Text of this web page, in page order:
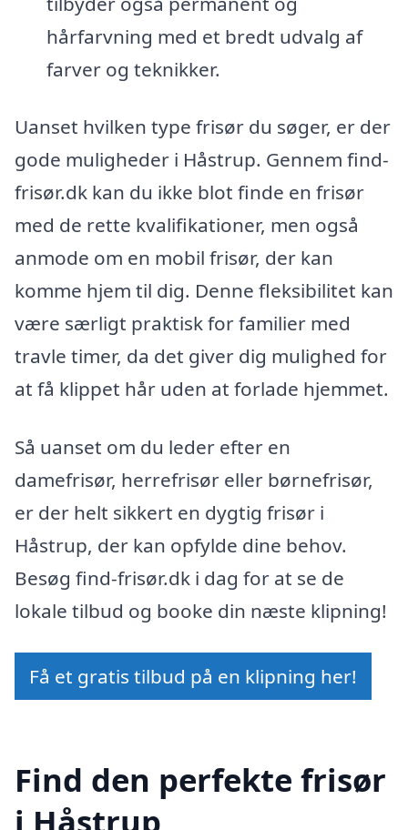
hårfarvning med et bredt udvalg af
farver og teknikker.
Uanset hvilken type frisør du søger, er der
gode muligheder i Håstrup. Gennem find-
frisør.dk kan du ikke blot finde en frisør
med de rette kvalifikationer, men også
anmode om en mobil frisør, der kan
komme hjem til dig. Denne fleksibilitet kan
være særligt praktisk for familier med
travle timer, da det giver dig mulighed for
at få klippet hår uden at forlade hjemmet.
Så uanset om du leder efter en
damefrisør, herrefrisør eller børnefrisør,
er der helt sikkert en dygtig frisør i
Håstrup, der kan opfylde dine behov.
Besøg find-frisør.dk i dag for at se de
lokale tilbud og booke din næste klipning!
Få et gratis tilbud på en klipning her!
Find den perfekte frisør
i Håstrup